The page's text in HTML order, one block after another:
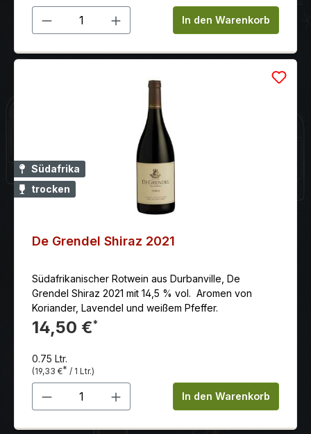
Produkt Anzahl: Gib denIn den Warenkorb
Südafrika
trocken
De Grendel Shiraz 2021
Südafrikanischer Rotwein aus Durbanville, De
Grendel Shiraz 2021 mit 14,5 % vol. Aromen von
Koriander, Lavendel und weißem Pfeffer.
14,50 €*
0.75 Ltr.
(19,33 €* / 1 Ltr.)
Produkt Anzahl: Gib denIn den Warenkorb